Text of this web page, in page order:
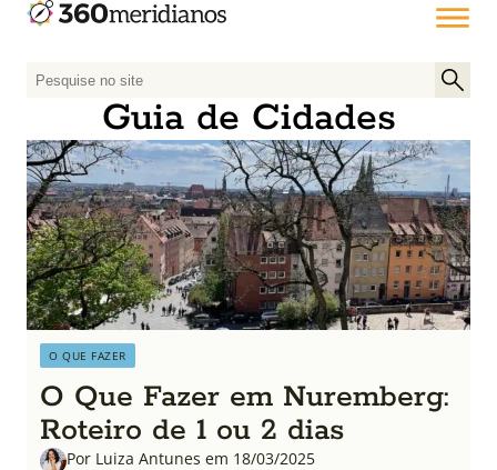
P
q
u
i
s
a
r
p
Guia de Cidades
O QUE FAZER
O Que Fazer em Nuremberg:
Roteiro de 1 ou 2 dias
Por Luiza Antunes em 18/03/2025